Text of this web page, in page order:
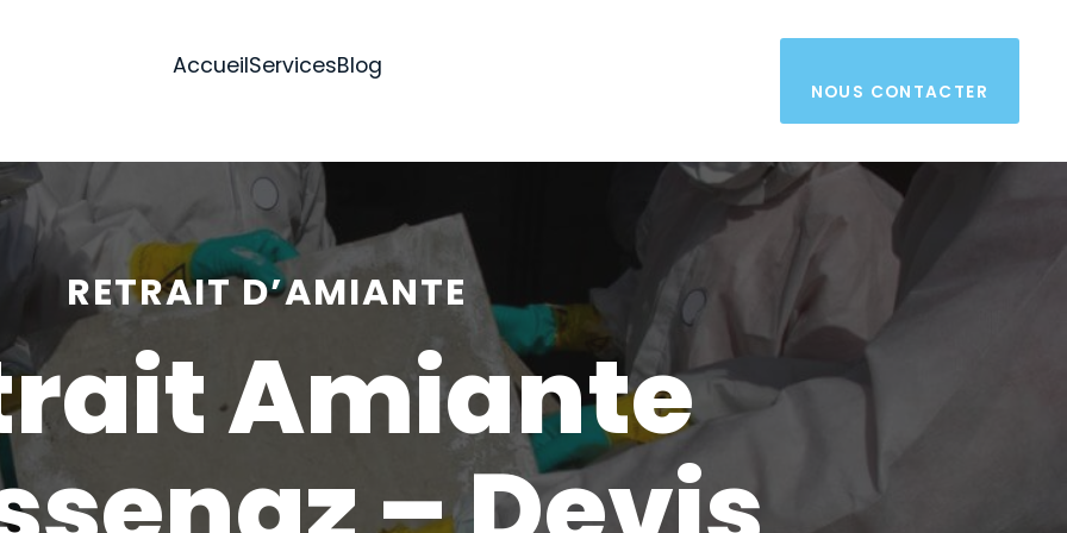
AccueilServicesBlog
NOUS CONTACTER
RETRAIT D’AMIANTE
Amiante